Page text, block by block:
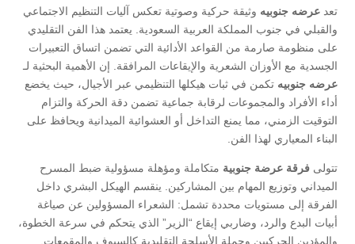
تعد عرضه جنوبيه وثيقة حركية وصوتية تعكس آليات التنظيم الاجتماعي
والقبلي في جنوب المملكة العربية السعودية. يعتمد هذا الفن التقليدي
على منظومة صارمة من القواعد الأدائية التي تضمن اتساق التعبيرات
الجسدية مع الأوزان الشعرية والإيقاعات المرافقة. إن الأهمية البحثية لـ
عرضه جنوبيه تكمن في ثبات هيكلها التنظيمي عبر الأجيال، حيث يخضع
أداء الأفراد والمجموعات لرقابة جماعية تضمن دقة الحركة والتزام
التوقيت الزمني، مما يمنع التداخل أو العشوائية الميدانية ويحافظ على
البناء المعياري لهذا الفن.
​تتولى فرقة عرضة جنوبية متكاملة ومؤهلة مسؤولية ضبط المسرح
الميداني وتوزيع المهام بين المشاركين. ينقسم الهيكل البشري داخل
الفرقة إلى مستويات محددة تشمل: الشعراء المسؤولين عن صياغة
أبيات البدع والرد، وضاربي إيقاع “الزير” الذي يتحكم في سرعة الخطوة،
والمؤدين الحركيين وحملة الأسلحة التقليدية كالسيوف والمقمعات.